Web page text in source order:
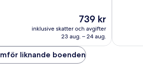
Priset
är
739 kr
739 kr
inklusive skatter och avgifter
23 aug. – 24 aug.
liknande boenden